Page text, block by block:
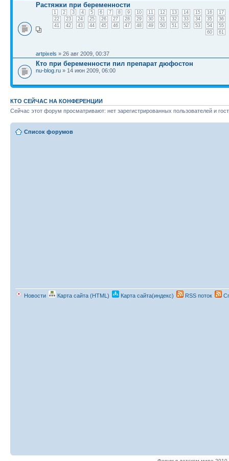
Растяжки при беременности
1 2 3 4 5 6 7 8 9 10 11 12 13 14 15 16
17
22
23 24 25 26 27 28 29 30 31 32 33 34 35
36
41
42 43 44 45 46 47 48 49 50 51 52 53 54
55
60
61
artpixels » 26 авг 2009, 00:37
Кто при беременности пил препарат дюфостон
nu-blog.ru » 14 июн 2009, 06:00
КТО СЕЙЧАС НА КОНФЕРЕНЦИИ
Сейчас этот форум просматривают: нет зарегистрированных пользователей и
Список форумов
Новости Карта сайта (HTML) Карта сайта(индекс) RSS поток